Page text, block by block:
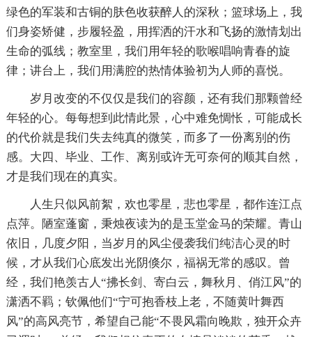
绿色的军装和古铜的肤色收获醉人的深秋；篮球场上，我
们身姿矫健，步履轻盈，用挥洒的汗水和飞扬的激情划出
生命的弧线；教室里，我们用年轻的歌喉唱响青春的旋
律；讲台上，我们用满腔的热情体验初为人师的喜悦。
岁月改变的不仅仅是我们的容颜，还有我们那颗曾经
年轻的心。每每想到此情此景，心中难免惆怅，可能成长
的代价就是我们失去纯真的微笑，而多了一份离别的伤
感。大四、毕业、工作、离别或许无可奈何的顺其自然，
才是我们现在的真实。
人生只似风前絮，欢也零星，悲也零星，都作连江点
点萍。陋室蓬窗，秉烛夜读为的是玉堂金马的荣耀。青山
依旧，几度夕阳，当岁月的风尘侵袭我们纯洁心灵的时
候，才从我们心底发出光阴倏尔，福祸无常的感叹。曾
经，我们艳羡古人“拂长剑、寄白云，舞秋月、俏江风”的
潇洒不羁；钦佩他们“宁可抱香枝上老，不随黄叶舞西
风”的高风亮节，希望自己能“不畏风霜向晚欺，独开众卉